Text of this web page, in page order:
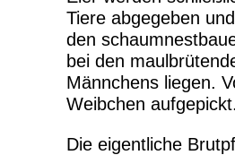
Tiere abgegeben
den
bei den
Männchens liegen.
Weibchen
Die eigentliche